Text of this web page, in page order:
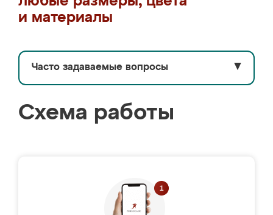
и материалы
Часто задаваемые вопросы ▼
Схема работы